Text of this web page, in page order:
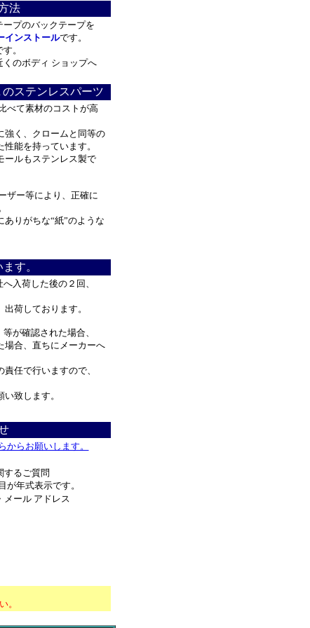
法
プのバックテープを
インストールです。
。
のボディ ショップへ
ステンレスパーツ
べて素材のコストが高
く、クロームと同等の
能を持っています。
ルもステンレス製で
ザー等により、正確に
りがちな“紙”のような
す。
入荷した後の２回、
荷しております。
が確認された場合、
合、直ちにメーカーへ
任で行いますので、
致します。
らお願いします。
するご質問
が年式表示です。
メール アドレス
。